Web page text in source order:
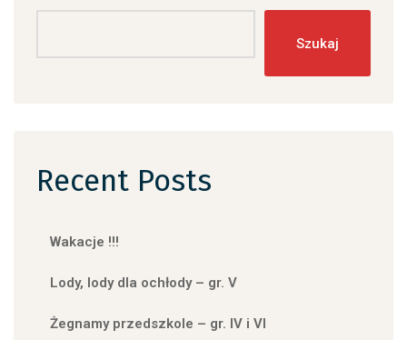
Szukaj
Recent Posts
Wakacje !!!
Lody, lody dla ochłody – gr. V
Żegnamy przedszkole – gr. IV i VI